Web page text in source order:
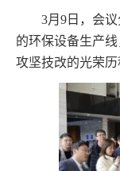
3月9日，会
的环保设备生产
攻坚技改的光荣